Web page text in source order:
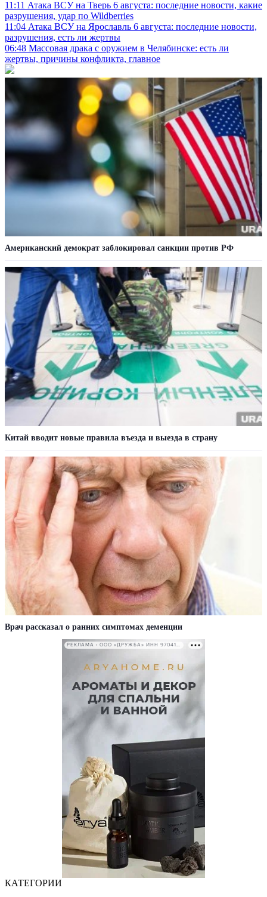
11:11 Атака ВСУ на Тверь 6 августа: последние новости, какие
разрушения, удар по Wildberries
11:04 Атака ВСУ на Ярославль 6 августа: последние новости,
разрушения, есть ли жертвы
06:48 Массовая драка с оружием в Челябинске: есть ли
жертвы, причины конфликта, главное
Американский демократ заблокировал санкции против РФ
Китай вводит новые правила въезда и выезда в страну
Врач рассказал о ранних симптомах деменции
РЕКЛАМА • ООО «ДРУЖБА» ИНН 9704146411
КАТЕГОРИИ